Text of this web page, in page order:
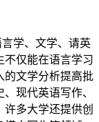
学、文学、请英
不仅能在语言学习
的文学分析提高批
现代英语写作、
多大学还提供创